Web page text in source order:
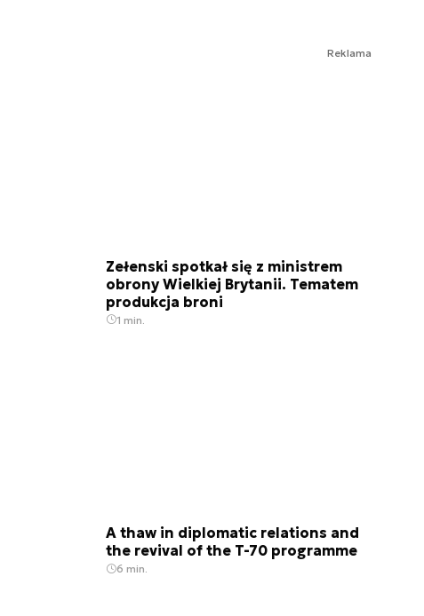
Reklama
Zełenski spotkał się z ministrem
obrony Wielkiej Brytanii. Tematem
produkcja broni
1 min.
A thaw in diplomatic relations and
the revival of the T-70 programme
6 min.